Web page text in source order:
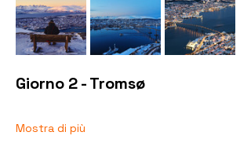
Giorno 2 - Tromsø
Mostra di più